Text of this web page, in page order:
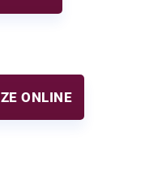
ONLINE